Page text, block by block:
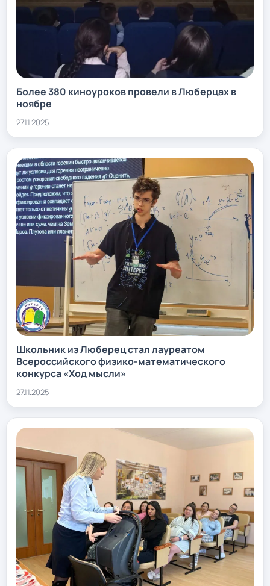
Более 380 киноуроков провели в Люберцах в
ноябре
27.11.2025
Школьник из Люберец стал лауреатом
Всероссийского физико-математического
конкурса «Ход мысли»
27.11.2025